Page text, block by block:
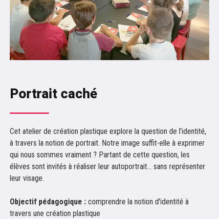
Focus n°2 - Banlieue(s)
Focus n°1 - Les réfugiés
Femmes en résistance
Femmes en résistance
Marcher jusqu'à vos rêves
Une abeille d’Arménie recomposée
Rencontre avec Annie Agopian
EXPOSITIONS
Portrait caché
Cet atelier de création plastique explore la question de l’identité,
à travers la notion de portrait. Notre image suffit-elle à exprimer
qui nous sommes vraiment ? Partant de cette question, les
élèves sont invités à réaliser leur autoportrait… sans représenter
leur visage.
Objectif pédagogique : comprendre la notion d'identité à
travers une création plastique